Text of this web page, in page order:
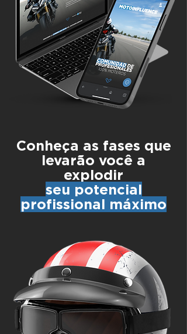
Conheça as fases que
levarão você a
explodir
seu potencial
profissional máximo